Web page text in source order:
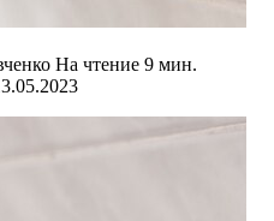
На чтение 9 мин.